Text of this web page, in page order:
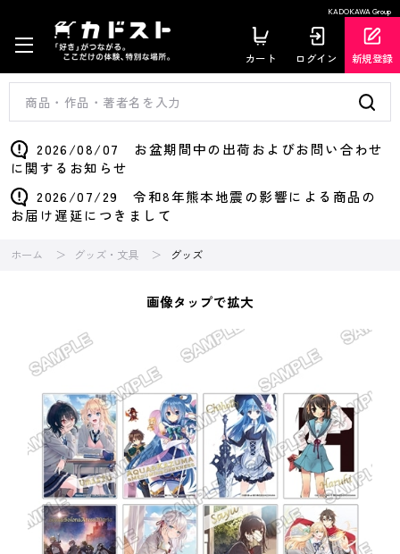
KADOKAWA Group
カート ログイン 新規登録
2026/08/07 お盆期間中の出荷およびお問い合わせ
に関するお知らせ
2026/07/29 令和8年熊本地震の影響による商品の
お届け遅延につきまして
ホーム グッズ・文具 グッズ
画像タップで拡大